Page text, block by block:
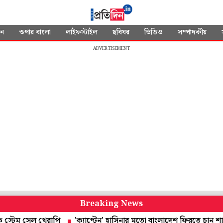
ওপার বাংলা লাইফস্টাইল ছবিঘর ভিডিও সম্পাদকীয়
ADVERTISEMENT
Breaking News